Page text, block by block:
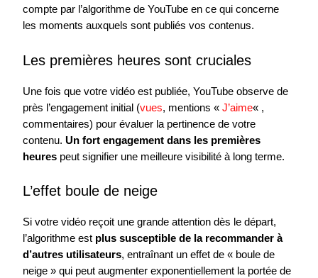
compte par l’algorithme de YouTube en ce qui concerne
les moments auxquels sont publiés vos contenus.
Les premières heures sont cruciales
Une fois que votre vidéo est publiée, YouTube observe de
près l’engagement initial (vues, mentions «J’aime« ,
commentaires) pour évaluer la pertinence de votre
contenu.Un fort engagement dans les premières
heures peut signifier une meilleure visibilité à long terme.
L’effet boule de neige
Si votre vidéo reçoit une grande attention dès le départ,
l’algorithme est plus susceptible de la recommander à
d’autres utilisateurs, entraînant un effet de « boule de
neige » qui peut augmenter exponentiellement la portée de